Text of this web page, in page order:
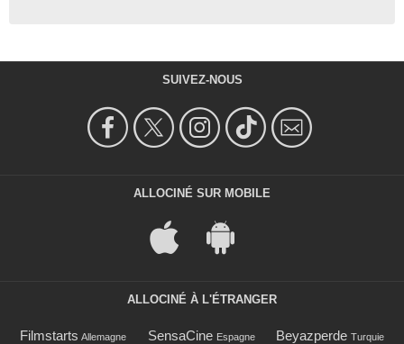
SUIVEZ-NOUS
ALLOCINÉ SUR MOBILE
ALLOCINÉ À L'ÉTRANGER
Filmstarts Allemagne SensaCine Espagne Beyazperde Turquie